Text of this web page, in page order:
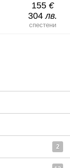
155 €
304лв.
спестени
2